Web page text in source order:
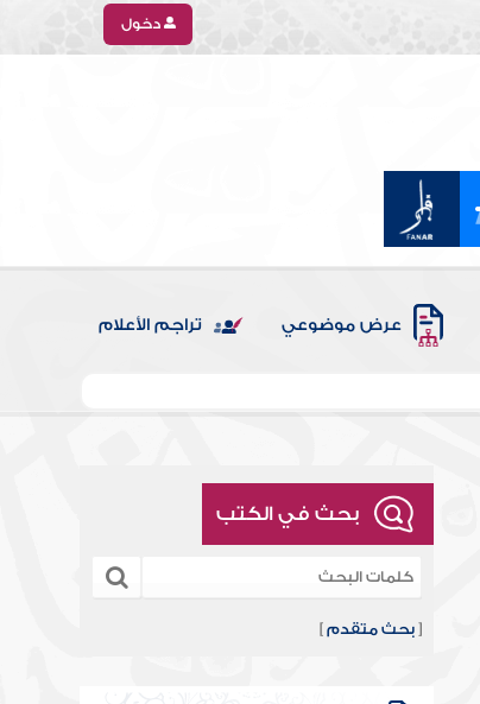
دخول
عرض موضوعي تراجم الأعلام
بحث في الكتب
[بحث متقدم ]